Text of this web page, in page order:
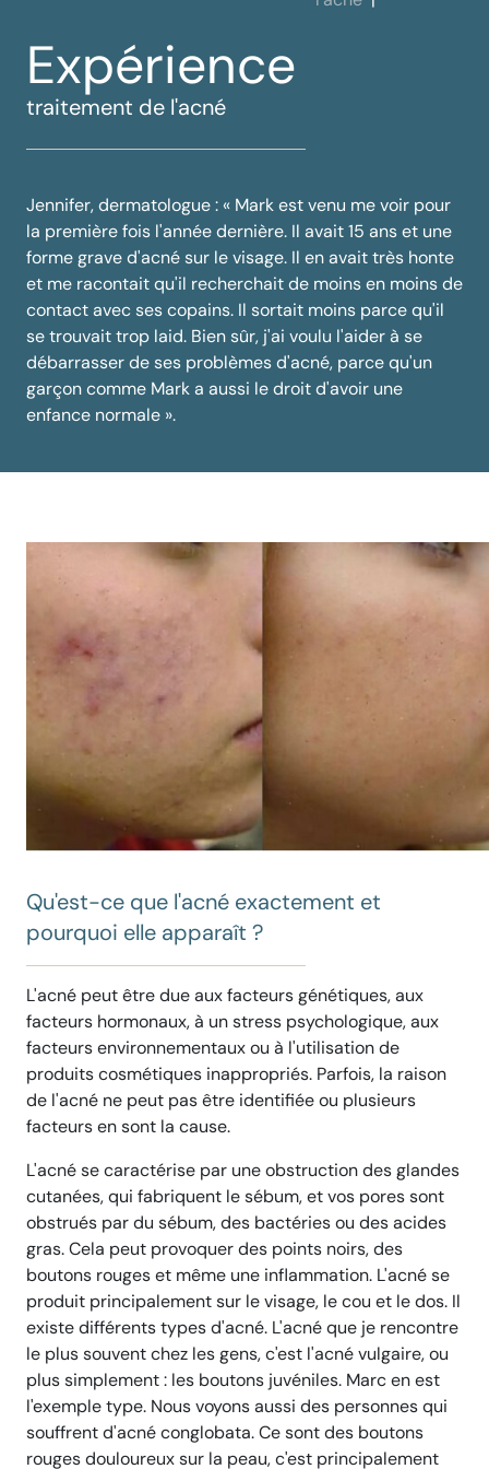
Expérience
traitement de l'acné
Jennifer, dermatologue : « Mark est venu me voir pour
la première fois l'année dernière. Il avait 15 ans et une
forme grave d'acné sur le visage. Il en avait très honte
et me racontait qu'il recherchait de moins en moins de
contact avec ses copains. Il sortait moins parce qu'il
se trouvait trop laid. Bien sûr, j'ai voulu l'aider à se
débarrasser de ses problèmes d'acné, parce qu'un
garçon comme Mark a aussi le droit d'avoir une
enfance normale ».
Qu'est-ce que l'acné exactement et
pourquoi elle apparaît ?
L'acné peut être due aux facteurs génétiques, aux
facteurs hormonaux, à un stress psychologique, aux
facteurs environnementaux ou à l'utilisation de
produits cosmétiques inappropriés. Parfois, la raison
de l'acné ne peut pas être identifiée ou plusieurs
facteurs en sont la cause.
L'acné se caractérise par une obstruction des glandes
cutanées, qui fabriquent le sébum, et vos pores sont
obstrués par du sébum, des bactéries ou des acides
gras. Cela peut provoquer des points noirs, des
boutons rouges et même une inflammation. L'acné se
produit principalement sur le visage, le cou et le dos. Il
existe différents types d'acné. L'acné que je rencontre
le plus souvent chez les gens, c'est l'acné vulgaire, ou
plus simplement : les boutons juvéniles. Marc en est
l'exemple type. Nous voyons aussi des personnes qui
souffrent d'acné conglobata. Ce sont des boutons
rouges douloureux sur la peau, c'est principalement